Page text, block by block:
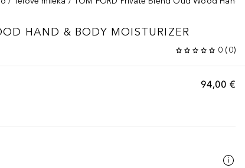
HAND & BODY MOISTURIZER
0 (0)
94,00 €